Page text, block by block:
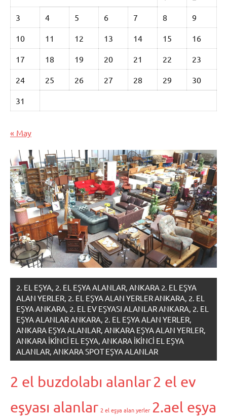
3 4 5 6 7 8 9
10 11 12 13 14 15 16
17 18 19 20 21 22 23
24 25 26 27 28 29 30
31
« May
2. EL EŞYA, 2. EL EŞYA ALANLAR, ANKARA 2. EL EŞYA
ALAN YERLER, 2. EL EŞYA ALAN YERLER ANKARA, 2. EL
EŞYA ANKARA, 2. EL EV EŞYASI ALANLAR ANKARA, 2. EL
EŞYA ALANLAR ANKARA, 2. EL EŞYA ALAN YERLER,
ANKARA EŞYA ALANLAR, ANKARA EŞYA ALAN YERLER,
ANKARA IKINCI EL EŞYA, ANKARA IKINCI EL EŞYA
ALANLAR, ANKARA SPOT EŞYA ALANLAR
2 el buzdolabı alanlar2 el ev
eşyası alanlar 2 el eşya alan yerler 2.ael eşya